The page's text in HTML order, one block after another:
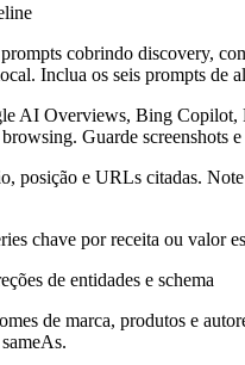
cobrindo discovery,
Inclua os seis prompts de
AI Overviews, Bing Copilot,
Guarde screenshots e
posição e URLs citadas.
chave por receita ou valor
de entidades e schema
de marca, produtos e